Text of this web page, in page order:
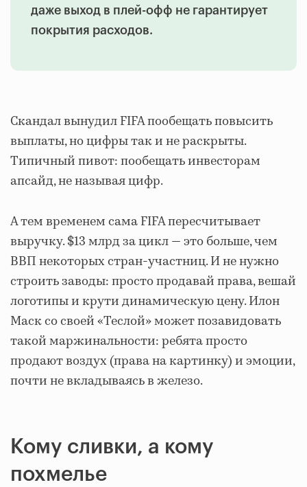
даже выход в плей-офф не гарантирует
покрытия расходов.
Скандал вынудил FIFA пообещать повысить
выплаты, но цифры так и не раскрыты.
Типичный пивот: пообещать инвесторам
апсайд, не называя цифр.
А тем временем сама FIFA пересчитывает
выручку. $13 млрд за цикл — это больше, чем
ВВП некоторых стран-участниц. И не нужно
строить заводы: просто продавай права, вешай
логотипы и крути динамическую цену. Илон
Маск со своей «Теслой» может позавидовать
такой маржинальности: ребята просто
продают воздух (права на картинку) и эмоции,
почти не вкладываясь в железо.
Кому сливки, а кому
похмелье